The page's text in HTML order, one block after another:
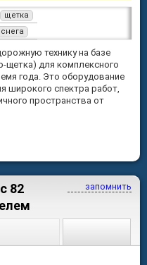
щетка
технику на базе
щетка) для комплексного
года. Это оборудование
широкого спектра работ,
пространства от
запомнить
82